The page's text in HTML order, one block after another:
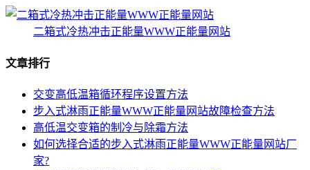
二箱式冷热冲击正能量WWW正能量网站
文章排行
交变高低温箱循环程序设置方法
步入式淋雨正能量WWW正能量网站故障检查方法
高低温交变箱的制冷与除霜方法
如何选择合适的步入式淋雨正能量WWW正能量网站厂
家?